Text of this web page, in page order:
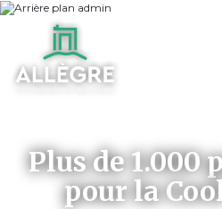
Plus de 1.000
pour la